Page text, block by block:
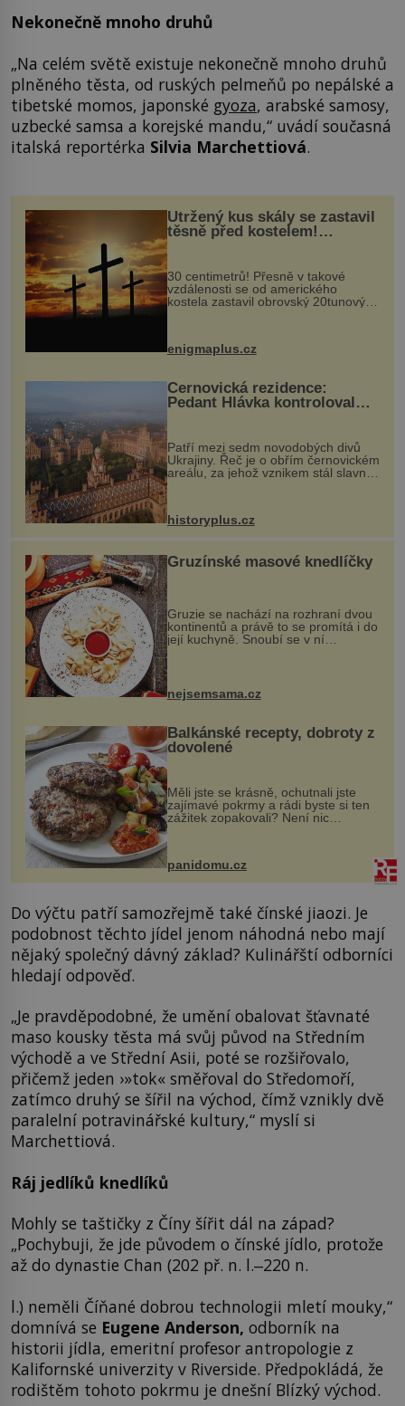
Nekonečně mnoho druhů
„Na celém světě existuje nekonečně mnoho druhů
plněného těsta, od ruských pelmeňů po nepálské a
tibetské momos, japonské gyoza, arabské samosy,
uzbecké samsa a korejské mandu,“ uvádí současná
italská reportérka Silvia Marchettiová.
Utržený kus skály se zastavil
těsně před kostelem!
Ochránila ho boží síla?
30 centimetrů! Přesně v takové
vzdálenosti se od amerického
kostela zastavil obrovský 20tunový
...
enigmaplus.cz
Černovická rezidence:
Pedant Hlávka kontroloval
Patří mezi sedm novodobých divů
Ukrajiny. Řeč je o obřím černovickém
areálu, za jehož vznikem stál slavný
český architekt Josef Hlávka. Ten si
na něm dal mimořádně záležet. Jeho
historyplus.cz
Gruzínské masové knedlíčky
Gruzie se nachází na rozhraní dvou
kontinentů a právě to se promítá i do
její kuchyně. Snoubí se v ní
evropské a asijské chutě a díky tomu
pokrmy, které rozhodně st...
nejsemsama.cz
Balkánské recepty, dobroty z
dovolené
Měli jste se krásně, ochutnali jste
zajímavé pokrmy a rádi byste si ten
zážitek zopakovali? Není nic
snazšího. Pljeskavica (10 porcí)
Možná jste ji ochutnali na dovolené v
panidomu.cz
Do výčtu patří samozřejmě také čínské jiaozi. Je
podobnost těchto jídel jenom náhodná nebo mají
nějaký společný dávný základ? Kulinářští odborníci
hledají odpověď.
„Je pravděpodobné, že umění obalovat šťavnaté
maso kousky těsta má svůj původ na Středním
východě a ve Střední Asii, poté se rozšiřovalo,
přičemž jeden ›»tok« směřoval do Středomoří,
zatímco druhý se šířil na východ, čímž vznikly dvě
paralelní potravinářské kultury,“ myslí si
Marchettiová.
Ráj jedlíků knedlíků
Mohly se taštičky z Číny šířit dál na západ?
„Pochybuji, že jde původem o čínské jídlo, protože
až do dynastie Chan (202 př. n. l.‒220 n.
l.) neměli Číňané dobrou technologii mletí mouky,“
domnívá se Eugene Anderson, odborník na
historii jídla, emeritní profesor antropologie z
Kalifornské univerzity v Riverside. Předpokládá, že
rodištěm tohoto pokrmu je dnešní Blízký východ.